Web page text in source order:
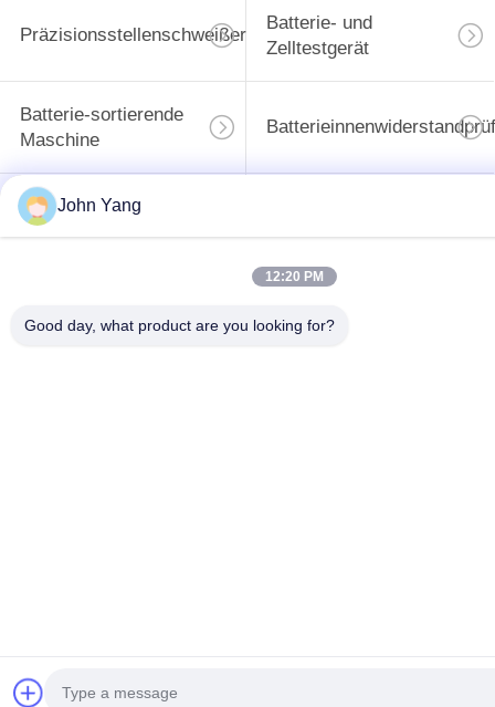
BMS Test System
Präzisionsstellenschweißer
Batterie- und
Zelltestgerät
Batterie-sortierende
Maschine
BMS Test System
John Yang
12:20 PM
Good day, what product are you looking for?